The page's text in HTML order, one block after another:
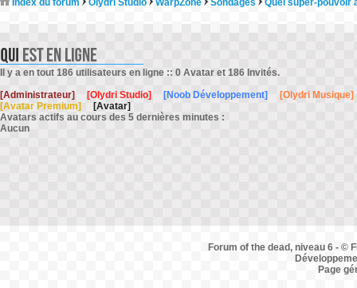
Index du forum Olydri Studio WarpZone Sondages Quel super-pouvoir
Il y a en tout 186 utilisateurs en ligne :: 0 Avatar et 186 Invités.
[Administrateur]
[Olydri Studio] [Noob Développement]
[Olydri Musique]
[Avatar Premium]
[Avatar]
Avatars actifs au cours des 5 dernières minutes :
Aucun
Forum of the dead, niveau 6 - ©
Page